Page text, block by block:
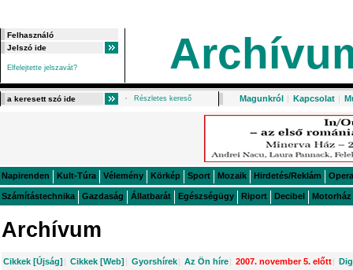
Elfelejtette jelszavát?
Részletes kereső Magunkról | Kapcsolat |
Napirenden Kult-Túra Vélemény Körkép Sport Mozaik Hirdetés/Reklám Opera
Számítástechnika Gazdaság Állatbarát Egészségügy Riport Decibel Motorház
Archívum
Cikkek [Újság] | Cikkek [Web] | Gyorshírek| Az Ön híre| 2007. november 5. előtt|